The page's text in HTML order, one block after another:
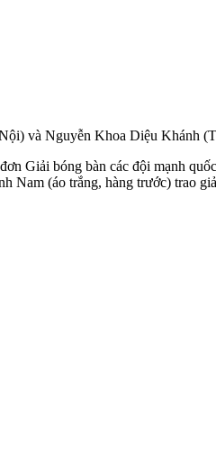
và Nguyễn Khoa Diệu Khánh
Nam (áo trắng, hàng trước) trao